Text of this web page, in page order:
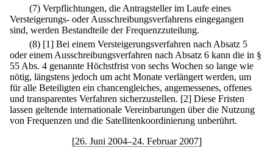
(7) Verpflichtungen, die Antragsteller im Laufe eines
Versteigerungs- oder Ausschreibungsverfahrens eingegangen
sind, werden Bestandteile der Frequenzzuteilung.
(8) [1] Bei einem Versteigerungsverfahren nach Absatz 5
oder einem Ausschreibungsverfahren nach Absatz 6 kann die in §
55 Abs. 4 genannte Höchstfrist von sechs Wochen so lange wie
nötig, längstens jedoch um acht Monate verlängert werden, um
für alle Beteiligten ein chancengleiches, angemessenes, offenes
und transparentes Verfahren sicherzustellen. [2] Diese Fristen
lassen geltende internationale Vereinbarungen über die Nutzung
von Frequenzen und die Satellitenkoordinierung unberührt.
[26. Juni 2004–24. Februar 2007]